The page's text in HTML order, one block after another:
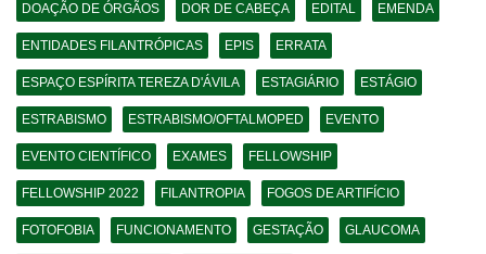
DOAÇÃO DE ÓRGÃOS DOR DE CABEÇA EDITAL EMENDA
ENTIDADES FILANTRÓPICAS EPIS ERRATA
ESPAÇO ESPÍRITA TEREZA D'ÁVILA ESTAGIÁRIO ESTÁGIO
ESTRABISMO ESTRABISMO/OFTALMOPED EVENTO
EVENTO CIENTÍFICO EXAMES FELLOWSHIP
FELLOWSHIP 2022 FILANTROPIA FOGOS DE ARTIFÍCIO
FOTOFOBIA FUNCIONAMENTO GESTAÇÃO GLAUCOMA